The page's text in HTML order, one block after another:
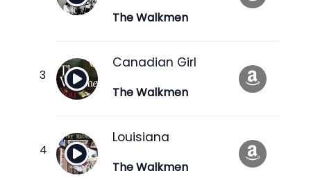
The Walkmen
Canadian Girl
The Walkmen
Louisiana
The Walkmen